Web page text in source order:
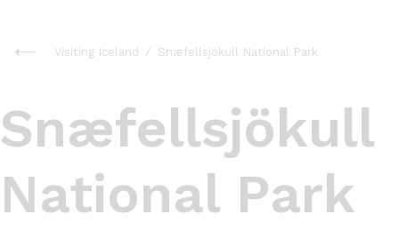
Visiting Iceland Snæfellsjökull National Park
Snæfellsjökull
National Park